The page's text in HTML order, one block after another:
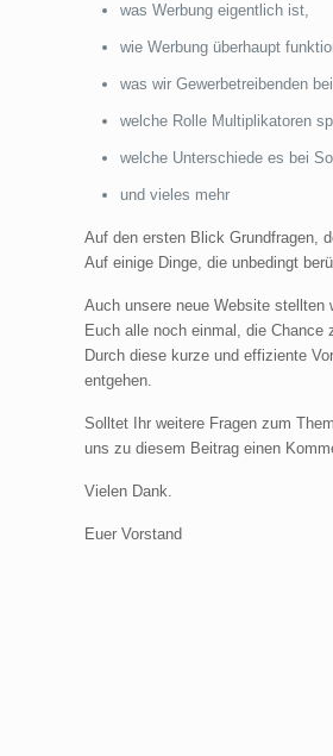
was Werbung eigentlich ist,
wie Werbung überhaupt
was wir Gewerbetreibenden
welche Rolle Multiplikatoren
welche Unterschiede es bei
und vieles mehr
Auf den ersten Blick Grundfragen,
Auf einige Dinge, die unbedingt
Auch unsere neue Website stellten
Euch alle noch einmal, die Chance
Durch diese kurze und effiziente
entgehen.
Solltet Ihr weitere Fragen zum
uns zu diesem Beitrag einen
Vielen Dank.
Euer Vorstand